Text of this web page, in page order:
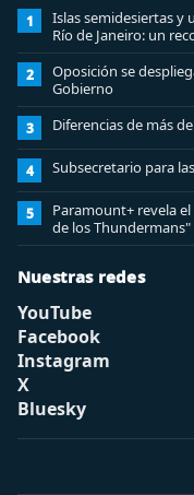
1
Islas semidesiertas y
Río de Janeiro: un
2
Oposición se
Gobierno
3 Diferencias de más
4 Subsecretario para
5
Paramount+ revela
de los Thundermans"
Nuestras redes
YouTube
Facebook
Instagram
X
Bluesky